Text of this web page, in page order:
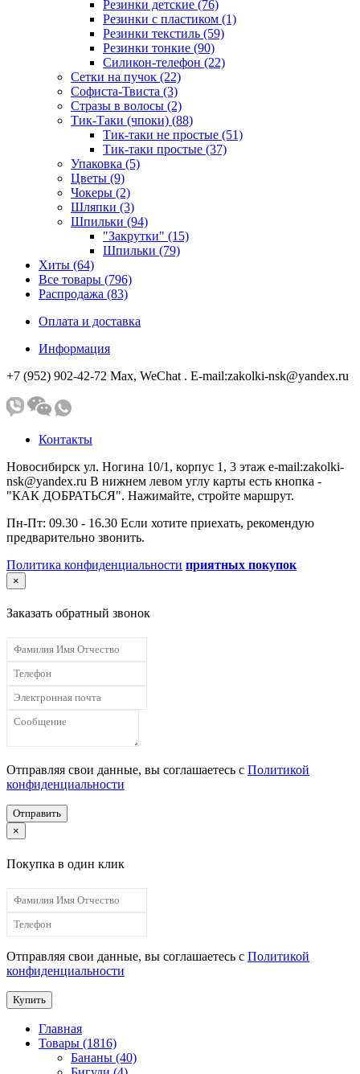
Резинки детские (76)
Резинки с пластиком (1)
Резинки текстиль (59)
Резинки тонкие (90)
Силикон-телефон (22)
Сетки на пучок (22)
Софиста-Твиста (3)
Стразы в волосы (2)
Тик-Таки (чпоки) (88)
Тик-таки не простые (51)
Тик-таки простые (37)
Упаковка (5)
Цветы (9)
Чокеры (2)
Шляпки (3)
Шпильки (94)
"Закрутки" (15)
Шпильки (79)
Хиты (64)
Все товары (796)
Распродажа (83)
Оплата и доставка
Информация
+7 (952) 902-42-72 Мах, WeChat . E-mail:zakolki-nsk@yandex.ru
Контакты
Новосибирск ул. Ногина 10/1, корпус 1, 3 этаж e-mail:zakolki-
nsk@yandex.ru В нижнем левом углу карты есть кнопка -
"КАК ДОБРАТЬСЯ". Нажимайте, стройте маршрут.
Пн-Пт: 09.30 - 16.30 Если хотите приехать, рекомендую
предварительно звонить.
Политика конфиденциальности приятных покупок
×
Заказать обратный звонок
Отправляя свои данные, вы соглашаетесь с Политикой
конфиденциальности
Отправить
×
Покупка в один клик
Отправляя свои данные, вы соглашаетесь с Политикой
конфиденциальности
Купить
Главная
Товары (1816)
Бананы (40)